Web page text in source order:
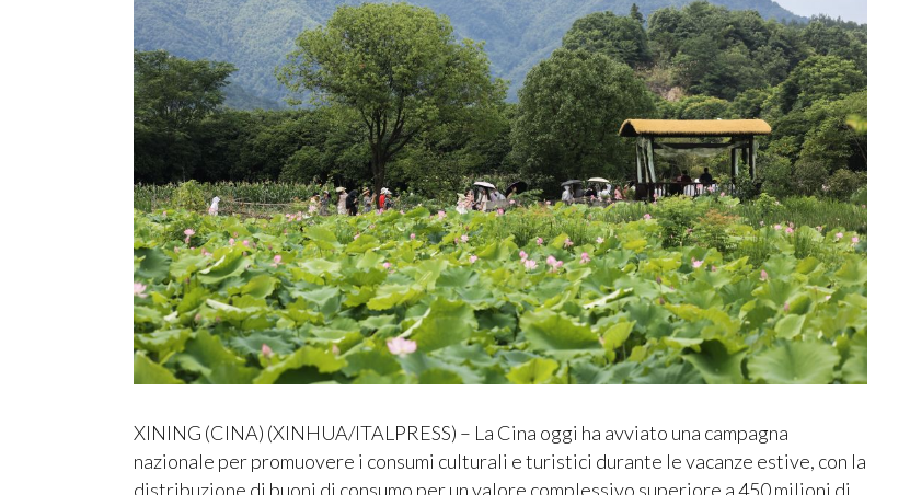
XINING (CINA) (XINHUA/ITALPRESS) – La Cina oggi ha avviato una campagna
nazionale per promuovere i consumi culturali e turistici durante le vacanze estive, con la
distribuzione di buoni di consumo per un valore complessivo superiore a 450 milioni di